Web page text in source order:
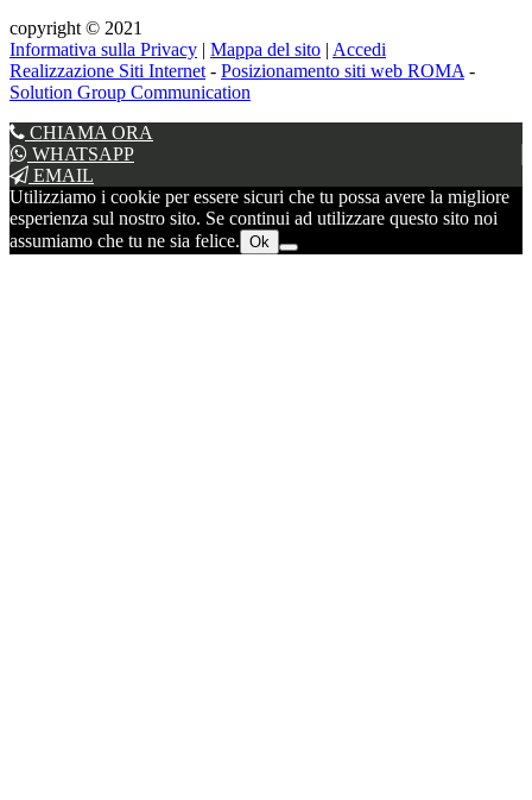
copyright © 2021
Informativa sulla Privacy | Mappa del sito | Accedi
Realizzazione Siti Internet - Posizionamento siti web ROMA -
Solution Group Communication
CHIAMA ORA
WHATSAPP
EMAIL
Utilizziamo i cookie per essere sicuri che tu possa avere la migliore
esperienza sul nostro sito. Se continui ad utilizzare questo sito noi
assumiamo che tu ne sia felice. Ok